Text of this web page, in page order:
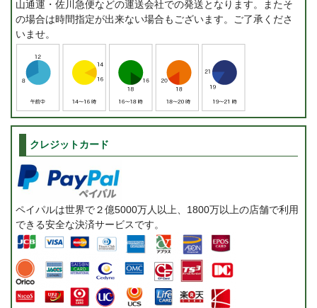
山通運・佐川急便などの運送会社での発送となります。またそ
の場合は時間指定が出来ない場合もございます。ご了承くださ
いませ。
クレジットカード
ペイパルは世界で２億5000万人以上、1800万以上の店舗で利用
できる安全な決済サービスです。